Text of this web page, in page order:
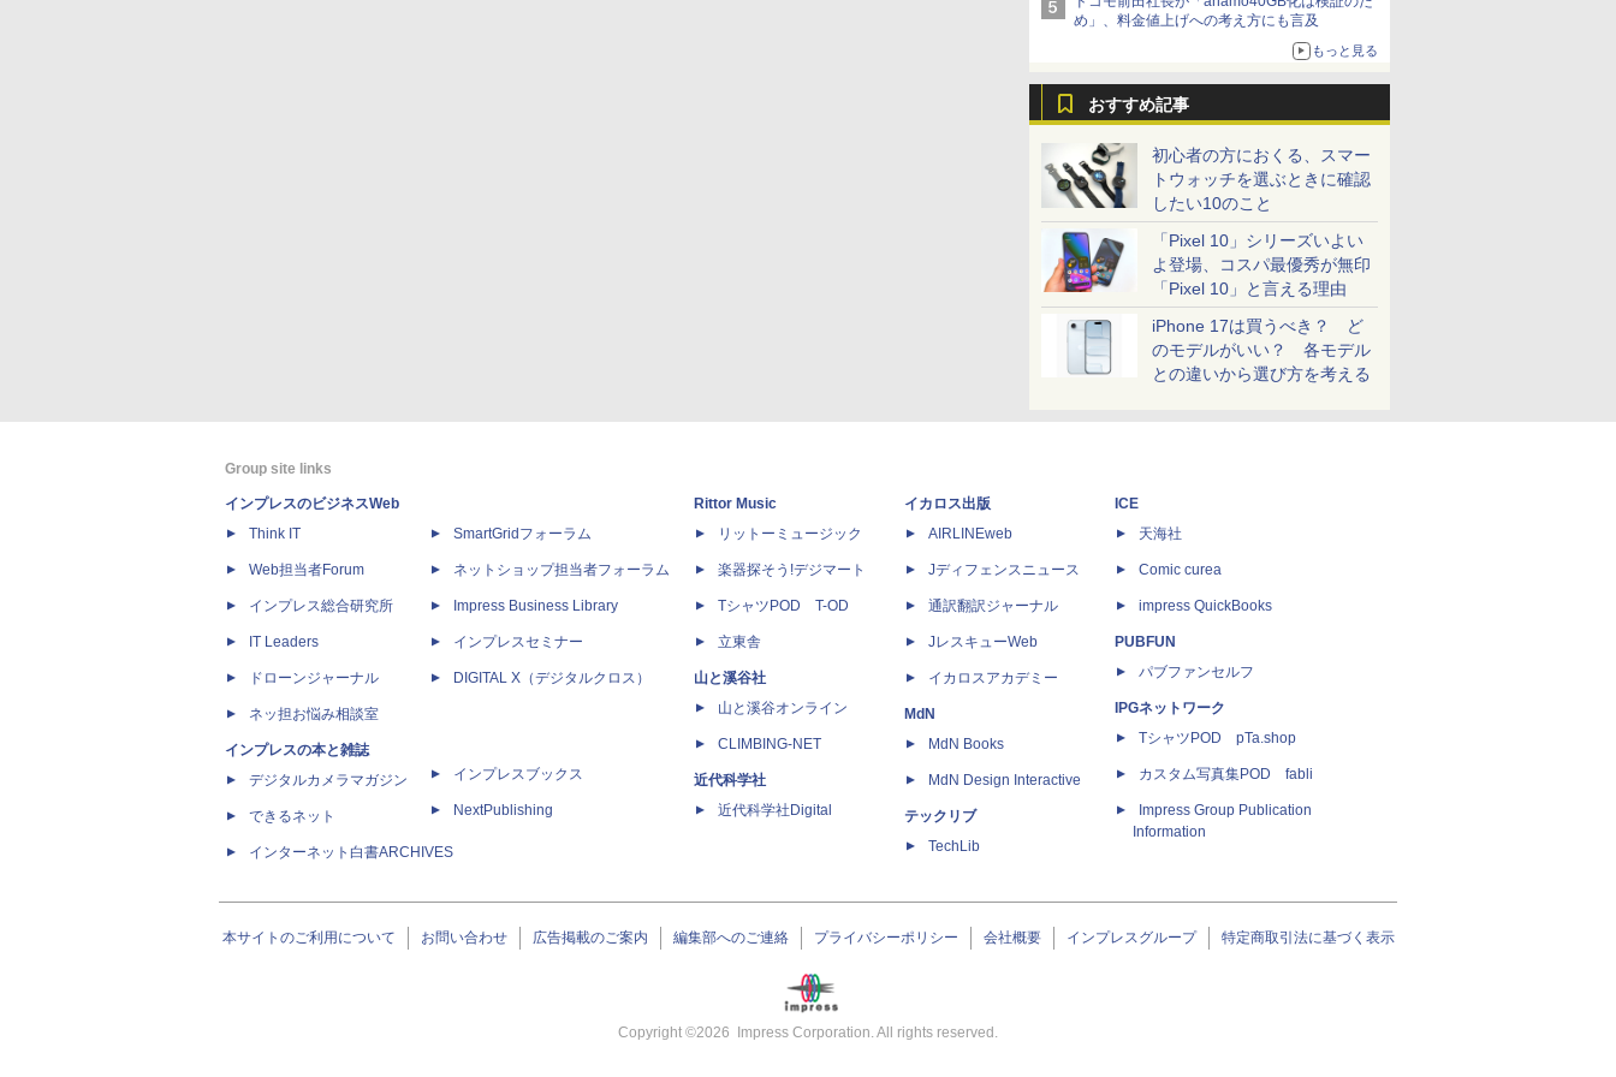
め」、料金値上げへの考え方にも言及
もっと見る
おすすめ記事
初心者の方におくる、スマー
トウォッチを選ぶときに確認
したい10のこと
「Pixel 10」シリーズいよい
よ登場、コスパ最優秀が無印
「Pixel 10」と言える理由
iPhone 17は買うべき？ ど
のモデルがいい？ 各モデル
との違いから選び方を考える
Group site links
インプレスのビジネスWeb
Think IT
Web担当者Forum
インプレス総合研究所
IT Leaders
ドローンジャーナル
ネッ担お悩み相談室
インプレスの本と雑誌
デジタルカメラマガジン
できるネット
インターネット白書ARCHIVES
SmartGridフォーラム
ネットショップ担当者フォーラム
Impress Business Library
インプレスセミナー
DIGITAL X（デジタルクロス）
インプレスブックス
NextPublishing
Rittor Music
リットーミュージック
楽器探そう!デジマート
TシャツPOD T-OD
立東舎
山と溪谷社
山と溪谷オンライン
CLIMBING-NET
近代科学社
近代科学社Digital
イカロス出版
AIRLINEweb
Jディフェンスニュース
通訳翻訳ジャーナル
JレスキューWeb
イカロスアカデミー
MdN
MdN Books
MdN Design Interactive
テックリブ
TechLib
ICE
天海社
Comic curea
impress QuickBooks
PUBFUN
パブファンセルフ
IPGネットワーク
TシャツPOD pTa.shop
カスタム写真集POD fabli
Impress Group Publication
Information
本サイトのご利用について お問い合わせ 広告掲載のご案内 編集部へのご連絡 プライバシーポリシー 会社概要 インプレスグループ 特定商取引法に基づく表示
Copyright ©2026 Impress Corporation. All rights reserved.